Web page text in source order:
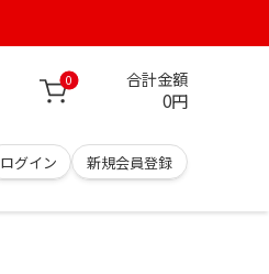
0 合計金額
0円
ログイン 新規会員登録